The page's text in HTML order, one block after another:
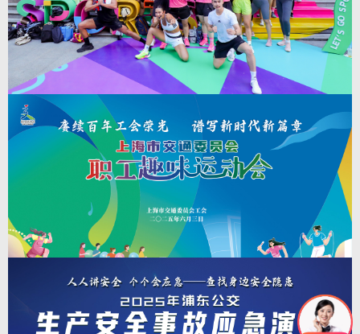
发展的新篇章。
>
7
2025-7-7
上海市职工健身汇|2025年上海市城市业余联赛
上海市职工健身汇，开动一夏 白领健身嘉年华
（第一场）
上海市职工健身汇|2025年上海市城市业余联赛上海市职工健身汇，开动一夏
白领健身嘉年华（第一场）。 本次活动由上海市体育局,上海市体育总会
主办；上海市社会体育管理中心 (上海市体育竞赛管理中心）、上海市健身健
美协会、上海枫动体育文化发展有限公司承办；上海魔样健身有限公司、上海
第一八佰伴有限公司协办；上海市体育发展基金会支持。
6
2025-7-6
职工趣味运动会|“赓续百年工会荣光 谱写新时
代新篇章”——2025年上海市交通委员会职工趣